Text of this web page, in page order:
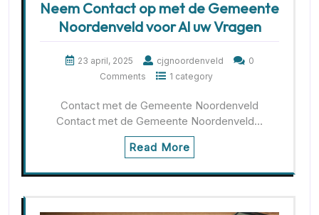
Neem Contact op met de Gemeente
Noordenveld voor Al uw Vragen
23 april, 2025 cjgnoordenveld
0
Comments
1 category
Contact met de Gemeente Noordenveld
Contact met de Gemeente Noordenveld…
Read More